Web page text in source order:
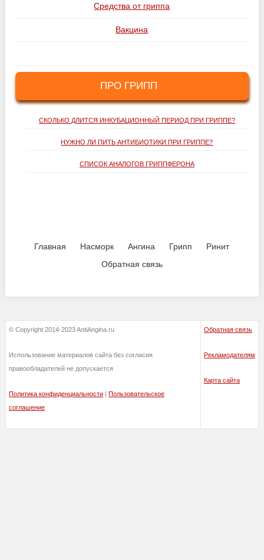
Средства от гриппа
Вакцина
ПРО ГРИПП
СКОЛЬКО ДЛИТСЯ ИНКУБАЦИОННЫЙ ПЕРИОД ПРИ ГРИППЕ?
НУЖНО ЛИ ПИТЬ АНТИБИОТИКИ ПРИ ГРИППЕ?
СПИСОК АНАЛОГОВ ГРИППФЕРОНА
Главная Насморк Ангина Грипп
Ринит
Обратная связь
© Copyright 2014-2023 AntiAngina.ru
Использование материалов сайта без согласия
правообладателей не допускается
Политика конфиденциальности | Пользовательское
соглашение
Обратная связь
Рекламодателям
Карта сайта